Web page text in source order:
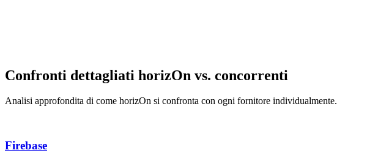
Confronti dettagliati horizOn vs. concorrenti
Analisi approfondita di come horizOn si confronta con ogni fornitore individualmente.
Firebase